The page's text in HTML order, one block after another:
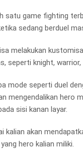
satu game fighting
sedang berduel
melakukan
seperti knight,
mode seperti duel
mengendalikan hero
sisi kanan layar.
kalian akan
hero kalian miliki.